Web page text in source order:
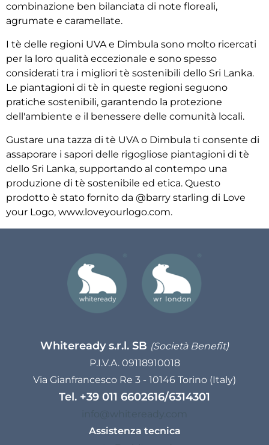
combinazione ben bilanciata di note floreali,
agrumate e caramellate.
I tè delle regioni UVA e Dimbula sono molto ricercati
per la loro qualità eccezionale e sono spesso
considerati tra i migliori tè sostenibili dello Sri Lanka.
Le piantagioni di tè in queste regioni seguono
pratiche sostenibili, garantendo la protezione
dell'ambiente e il benessere delle comunità locali.
Gustare una tazza di tè UVA o Dimbula ti consente di
assaporare i sapori delle rigogliose piantagioni di tè
dello Sri Lanka, supportando al contempo una
produzione di tè sostenibile ed etica. Questo
prodotto è stato fornito da @barry starling di Love
your Logo, www.loveyourlogo.com.
Whiteready s.r.l. SB (Società Benefit)
P.I.V.A. 09118910018
Via Gianfrancesco Re 3 - 10146 Torino (Italy)
Tel. +39 011 6602616/6314301
Assistenza tecnica